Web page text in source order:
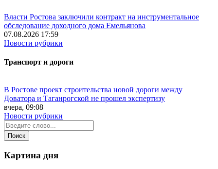
Власти Ростова заключили контракт на инструментальное
обследование доходного дома Емельянова
07.08.2026 17:59
Новости рубрики
Транспорт и дороги
В Ростове проект строительства новой дороги между
Доватора и Таганрогской не прошел экспертизу
вчера, 09:08
Новости рубрики
Картина дня